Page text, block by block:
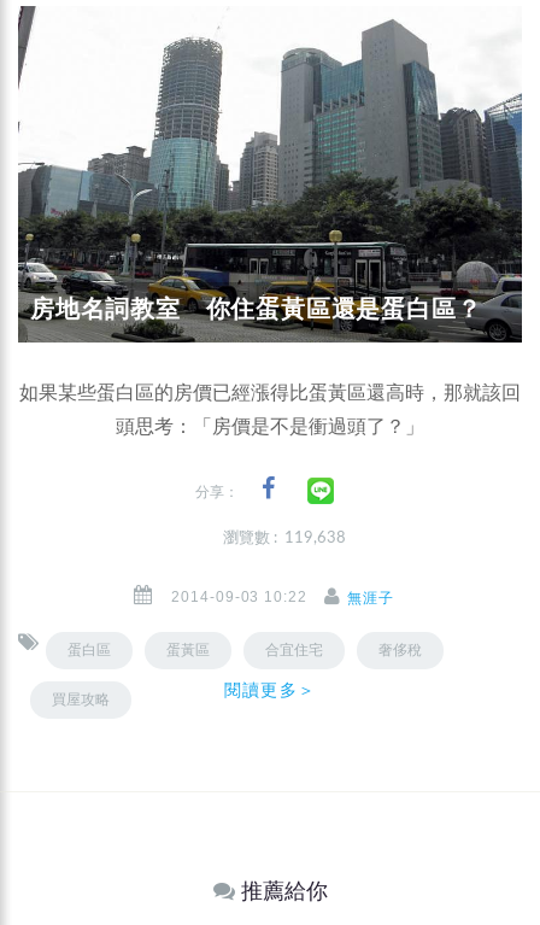
房地名詞教室 你住蛋黃區還是蛋白區？
如果某些蛋白區的房價已經漲得比蛋黃區還高時，那就該回
頭思考：「房價是不是衝過頭了？」
分享：
瀏覽數 : 119,638
2014-09-03 10:22 無涯子
蛋白區 蛋黃區 合宜住宅 奢侈稅
買屋攻略 閱讀更多＞
推薦給你